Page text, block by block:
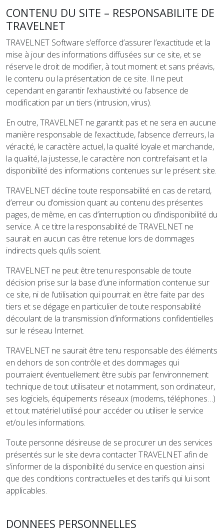
CONTENU DU SITE – RESPONSABILITE DE
TRAVELNET
TRAVELNET Software s’efforce d’assurer l’exactitude et la
mise à jour des informations diffusées sur ce site, et se
réserve le droit de modifier, à tout moment et sans préavis,
le contenu ou la présentation de ce site. Il ne peut
cependant en garantir l’exhaustivité ou l’absence de
modification par un tiers (intrusion, virus).
En outre, TRAVELNET ne garantit pas et ne sera en aucune
manière responsable de l’exactitude, l’absence d’erreurs, la
véracité, le caractère actuel, la qualité loyale et marchande,
la qualité, la justesse, le caractère non contrefaisant et la
disponibilité des informations contenues sur le présent site.
TRAVELNET décline toute responsabilité en cas de retard,
d’erreur ou d’omission quant au contenu des présentes
pages, de même, en cas d’interruption ou d’indisponibilité du
service. A ce titre la responsabilité de TRAVELNET ne
saurait en aucun cas être retenue lors de dommages
indirects quels qu’ils soient.
TRAVELNET ne peut être tenu responsable de toute
décision prise sur la base d’une information contenue sur
ce site, ni de l’utilisation qui pourrait en être faite par des
tiers et se dégage en particulier de toute responsabilité
découlant de la transmission d’informations confidentielles
sur le réseau Internet.
TRAVELNET ne saurait être tenu responsable des éléments
en dehors de son contrôle et des dommages qui
pourraient éventuellement être subis par l’environnement
technique de tout utilisateur et notamment, son ordinateur,
ses logiciels, équipements réseaux (modems, téléphones…)
et tout matériel utilisé pour accéder ou utiliser le service
et/ou les informations.
Toute personne désireuse de se procurer un des services
présentés sur le site devra contacter TRAVELNET afin de
s’informer de la disponibilité du service en question ainsi
que des conditions contractuelles et des tarifs qui lui sont
applicables.
DONNEES PERSONNELLES